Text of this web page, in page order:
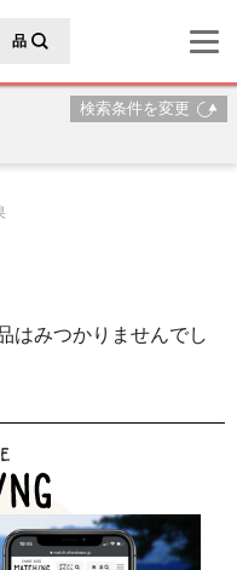
品
検索条件を変更
はみつかりませんでし